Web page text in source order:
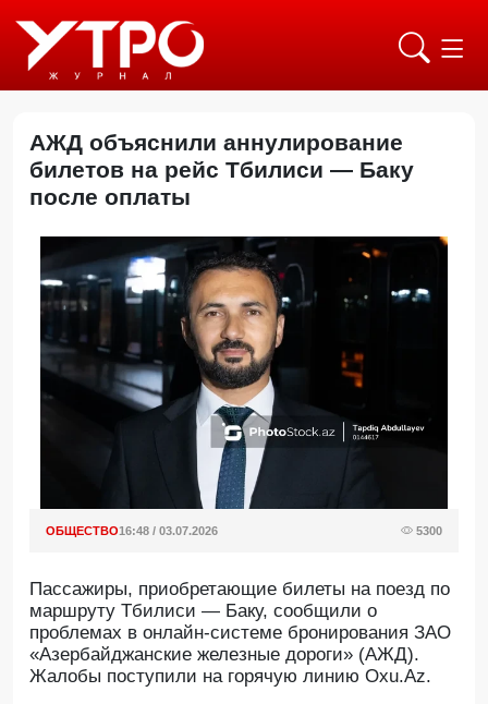
АЖД объяснили аннулирование
билетов на рейс Тбилиси — Баку
после оплаты
ОБЩЕСТВО16:48 / 03.07.2026 5300
Пассажиры, приобретающие билеты на поезд по
маршруту Тбилиси — Баку, сообщили о
проблемах в онлайн-системе бронирования ЗАО
«Азербайджанские железные дороги» (АЖД).
Жалобы поступили на горячую линию Oxu.Az.